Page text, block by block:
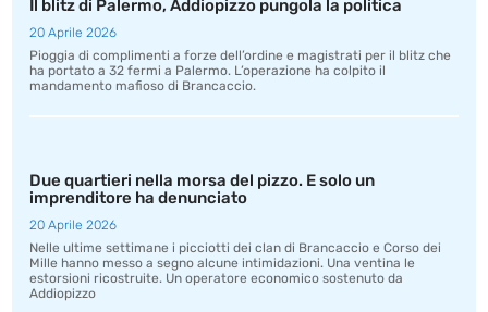
Il blitz di Palermo, Addiopizzo pungola la politica
20 Aprile 2026
Pioggia di complimenti a forze dell’ordine e magistrati per il blitz che
ha portato a 32 fermi a Palermo. L’operazione ha colpito il
mandamento mafioso di Brancaccio.
Due quartieri nella morsa del pizzo. E solo un
imprenditore ha denunciato
20 Aprile 2026
Nelle ultime settimane i picciotti dei clan di Brancaccio e Corso dei
Mille hanno messo a segno alcune intimidazioni. Una ventina le
estorsioni ricostruite. Un operatore economico sostenuto da
Addiopizzo